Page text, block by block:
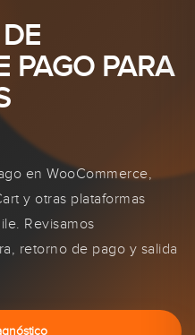
PAGO PARA
en WooCommerce,
y otras plataformas
Revisamos
retorno de pago y salida